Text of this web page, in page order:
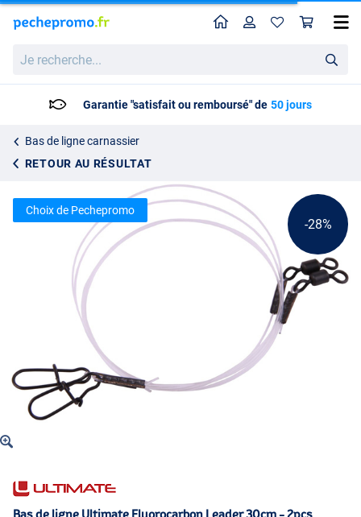
recherche...
HomeProfil
Garantie "satisfait ou remboursé" de 50 jours
Bas de ligne carnassier
RETOUR AU RÉSULTAT
Bas de ligne Ultimate Fluorocarbon Leader 30cm - 2pcs
-28%
Choix de Pechepromo